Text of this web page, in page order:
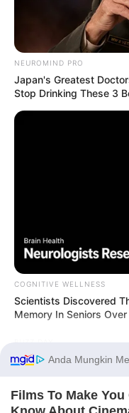
Tampil Lebih
Hasil Renovasi
90 Tahun
NEUROMIND PRO
Japan's Greatest
Stop Drinking These 3
COGNITIVE WELLNESS
Scientists Discovered
Memory In Seniors
She Chose To Remove
Before You Go